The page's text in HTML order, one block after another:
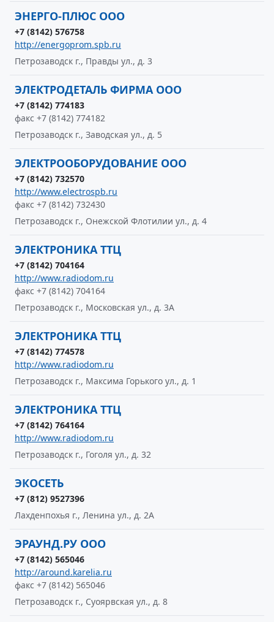
ЭНЕРГО-ПЛЮС ООО
+7 (8142) 576758
http://energoprom.spb.ru
Петрозаводск г., Правды ул., д. 3
ЭЛЕКТРОДЕТАЛЬ ФИРМА ООО
+7 (8142) 774183
факс +7 (8142) 774182
Петрозаводск г., Заводская ул., д. 5
ЭЛЕКТРООБОРУДОВАНИЕ ООО
+7 (8142) 732570
http://www.electrospb.ru
факс +7 (8142) 732430
Петрозаводск г., Онежской Флотилии ул., д. 4
ЭЛЕКТРОНИКА ТТЦ
+7 (8142) 704164
http://www.radiodom.ru
факс +7 (8142) 704164
Петрозаводск г., Московская ул., д. 3А
ЭЛЕКТРОНИКА ТТЦ
+7 (8142) 774578
http://www.radiodom.ru
Петрозаводск г., Максима Горького ул., д. 1
ЭЛЕКТРОНИКА ТТЦ
+7 (8142) 764164
http://www.radiodom.ru
Петрозаводск г., Гоголя ул., д. 32
ЭКОСЕТЬ
+7 (812) 9527396
Лахденпохья г., Ленина ул., д. 2А
ЭРАУНД.РУ ООО
+7 (8142) 565046
http://around.karelia.ru
факс +7 (8142) 565046
Петрозаводск г., Суоярвская ул., д. 8